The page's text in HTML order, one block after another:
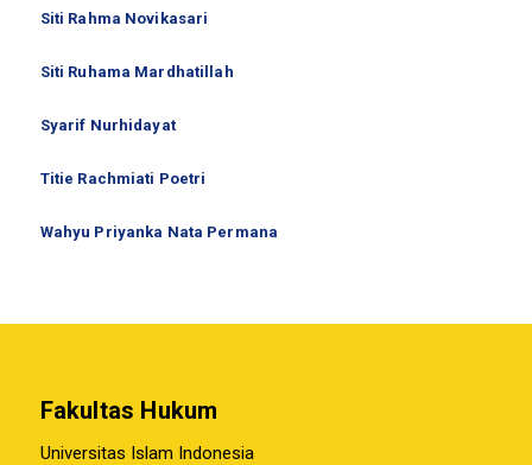
Siti Rahma Novikasari
Siti Ruhama Mardhatillah
Syarif Nurhidayat
Titie Rachmiati Poetri
Wahyu Priyanka Nata Permana
Fakultas Hukum
Universitas Islam Indonesia